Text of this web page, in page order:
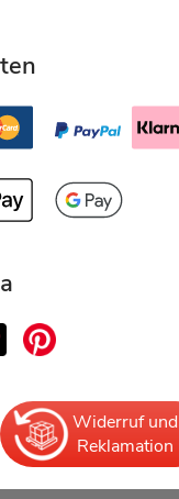
Widerruf und
Reklamation